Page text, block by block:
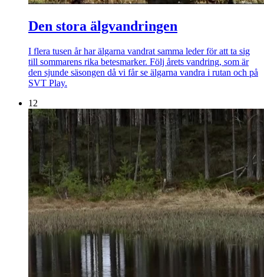
Den stora älgvandringen
I flera tusen år har älgarna vandrat samma leder för att ta sig
till sommarens rika betesmarker. Följ årets vandring, som är
den sjunde säsongen då vi får se älgarna vandra i rutan och på
SVT Play.
12